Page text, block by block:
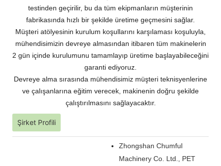
testinden geçirilir, bu da tüm ekipmanların müşterinin
fabrikasında hızlı bir şekilde üretime geçmesini sağlar.
Müşteri atölyesinin kurulum koşullarını karşılaması koşuluyla,
mühendisimizin devreye almasından itibaren tüm makinelerin
2 gün içinde kurulumunu tamamlayıp üretime başlayabileceğini
garanti ediyoruz.
Devreye alma sırasında mühendisimiz müşteri teknisyenlerine
ve çalışanlarına eğitim verecek, makinenin doğru şekilde
çalıştırılmasını sağlayacaktır.
Şirket Profili
Zhongshan Chumful
Machinery Co. Ltd., PET